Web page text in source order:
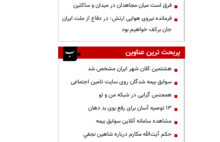
فرق است میان مجاهدان در میدان و ساکتین
فرمانده نیروی هوایی ارتش: در دفاع از ملت ایران
جان برکف خواهیم بود
پربحث ترین عناوین
هشتمین کلان شهر ایران مشخص شد
سوابق بیمه شدگان روی سایت تامین اجتماعی
همجنس گرایی در شبکه من و تو
13 توصیه آسان برای رفع بوی بد دهان
مشاهده سامانه آنلاين سوابق بیمه
حكم آيت‌الله مكارم درباره شاهين نجفي